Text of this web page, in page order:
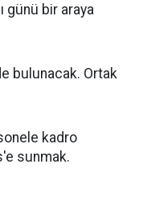
günü bir araya
bulunacak. Ortak
kadro
sunmak.